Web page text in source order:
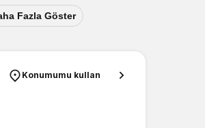
Fazla Göster
Konumumu kullan